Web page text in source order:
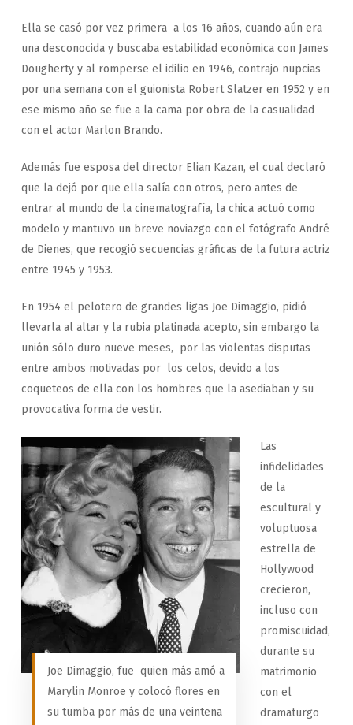
Ella se casó por vez primera a los 16 años, cuando aún era
una desconocida y buscaba estabilidad económica con James
Dougherty y al romperse el idilio en 1946, contrajo nupcias
por una semana con el guionista Robert Slatzer en 1952 y en
ese mismo año se fue a la cama por obra de la casualidad
con el actor Marlon Brando.
Además fue esposa del director Elian Kazan, el cual declaró
que la dejó por que ella salía con otros, pero antes de
entrar al mundo de la cinematografía, la chica actuó como
modelo y mantuvo un breve noviazgo con el fotógrafo André
de Dienes, que recogió secuencias gráficas de la futura actriz
entre 1945 y 1953.
En 1954 el pelotero de grandes ligas Joe Dimaggio, pidió
llevarla al altar y la rubia platinada acepto, sin embargo la
unión sólo duro nueve meses, por las violentas disputas
entre ambos motivadas por los celos, devido a los
coqueteos de ella con los hombres que la asediaban y su
provocativa forma de vestir.
Joe Dimaggio, fue quien más amó a
Marylin Monroe y colocó flores en
su tumba por más de una veintena
Las
infidelidades
de la
escultural y
voluptuosa
estrella de
Hollywood
crecieron,
incluso con
promiscuidad,
durante su
matrimonio
con el
dramaturgo